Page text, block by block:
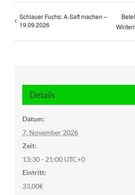
Schlauer Fuchs: A-Saft machen –
19.09.2026
Details
Datum:
7. November 2026
Zeit:
13:30 - 21:00 UTC+0
Eintritt:
33,00€